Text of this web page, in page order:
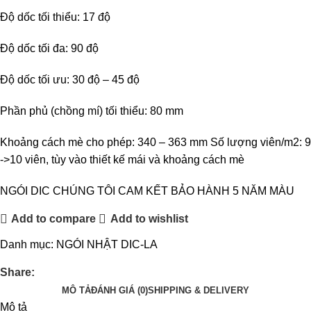
Độ dốc tối thiểu: 17 độ
Độ dốc tối đa: 90 độ
Độ dốc tối ưu: 30 độ – 45 độ
Phần phủ (chồng mí) tối thiểu: 80 mm
Khoảng cách mè cho phép: 340 – 363 mm Số lượng viên/m2: 9
->10 viên, tùy vào thiết kế mái và khoảng cách mè
NGÓI DIC CHÚNG TÔI CAM KẾT BẢO HÀNH 5 NĂM MÀU
Add to compare Add to wishlist
Danh mục: NGÓI NHẬT DIC-LA
Share:
MÔ TẢĐÁNH GIÁ (0)SHIPPING & DELIVERY
Mô tả